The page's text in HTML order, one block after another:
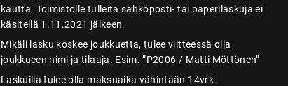
kautta. Toimistolle tulleita sähköposti- tai paperilaskuja ei
käsitellä 1.11.2021 jälkeen.
Mikäli lasku koskee joukkuetta, tulee viitteessä olla
joukkueen nimi ja tilaaja. Esim. ”P2006 / Matti Möttönen”
Laskuilla tulee olla maksuaika vähintään 14vrk.